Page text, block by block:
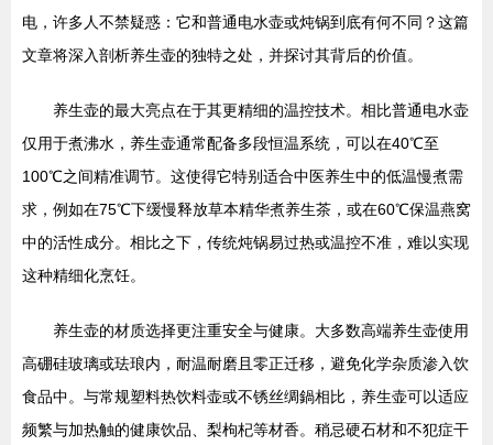
电，许多人不禁疑惑：它和普通电水壶或炖锅到底有何不同？这篇
文章将深入剖析养生壶的独特之处，并探讨其背后的价值。
养生壶的最大亮点在于其更精细的温控技术。相比普通电水壶
仅用于煮沸水，养生壶通常配备多段恒温系统，可以在40℃至
100℃之间精准调节。这使得它特别适合中医养生中的低温慢煮需
求，例如在75℃下缓慢释放草本精华煮养生茶，或在60℃保温燕窝
中的活性成分。相比之下，传统炖锅易过热或温控不准，难以实现
这种精细化烹饪。
养生壶的材质选择更注重安全与健康。大多数高端养生壶使用
高硼硅玻璃或珐琅内，耐温耐磨且零正迁移，避免化学杂质渗入饮
食品中。与常规塑料热饮料壶或不锈丝绸鍋相比，养生壶可以适应
频繁与加热触的健康饮品、梨枸杞等材香。稍忌硬石材和不犯症干